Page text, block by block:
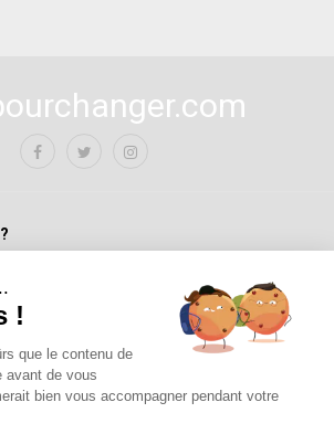
Deloison
!
que le contenu de
avant de vous
bien vous accompagner pendant votre